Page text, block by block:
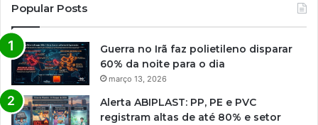
Popular Posts
Guerra no Irã faz polietileno disparar
60% da noite para o dia
março 13, 2026
Alerta ABIPLAST: PP, PE e PVC
registram altas de até 80% e setor